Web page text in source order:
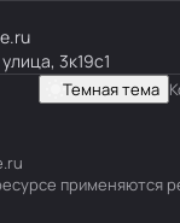
3к19с1
Темная тема
применяются